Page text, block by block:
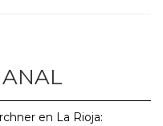
en La Rioja: